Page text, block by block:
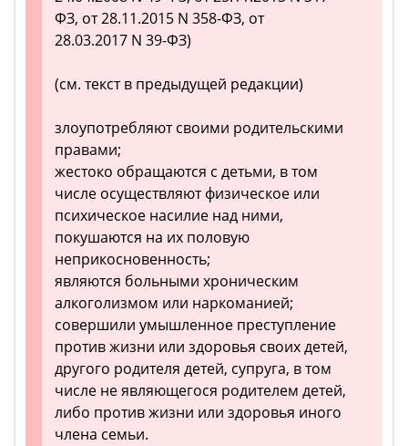
ФЗ, от 28.11.2015 N 358-ФЗ, от
28.03.2017 N 39-ФЗ)
(см. текст в предыдущей редакции)
злоупотребляют своими родительскими
правами;
жестоко обращаются с детьми, в том
числе осуществляют физическое или
психическое насилие над ними,
покушаются на их половую
неприкосновенность;
являются больными хроническим
алкоголизмом или наркоманией;
совершили умышленное преступление
против жизни или здоровья своих детей,
другого родителя детей, супруга, в том
числе не являющегося родителем детей,
либо против жизни или здоровья иного
члена семьи.